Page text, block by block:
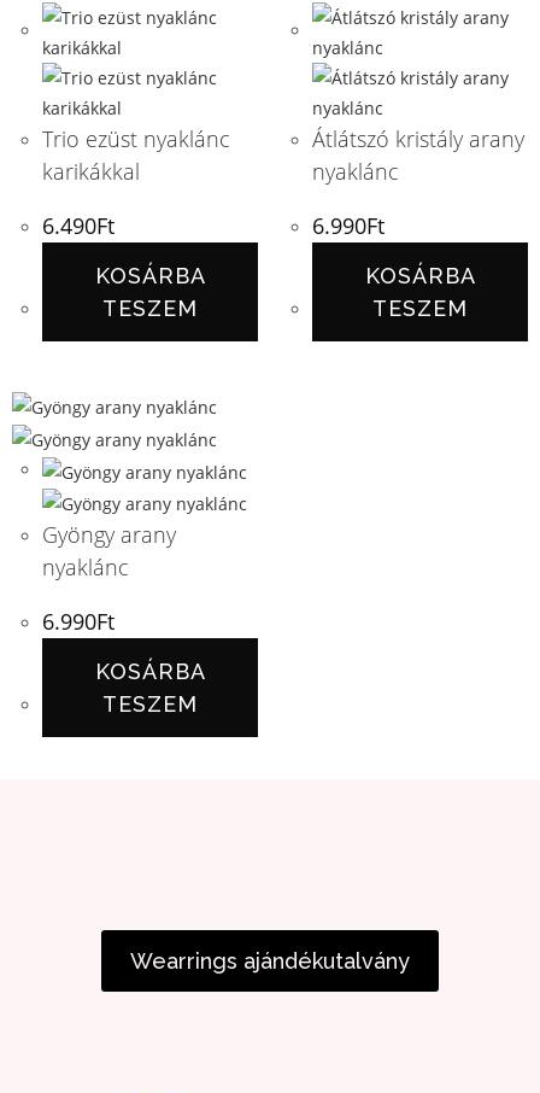
Trio ezüst nyaklánc
karikákkal
6.490Ft
KOSÁRBA
TESZEM
Átlátszó kristály arany
nyaklánc
6.990Ft
KOSÁRBA
TESZEM
Gyöngy arany
nyaklánc
6.990Ft
KOSÁRBA
TESZEM
Wearrings ajándékutalvány